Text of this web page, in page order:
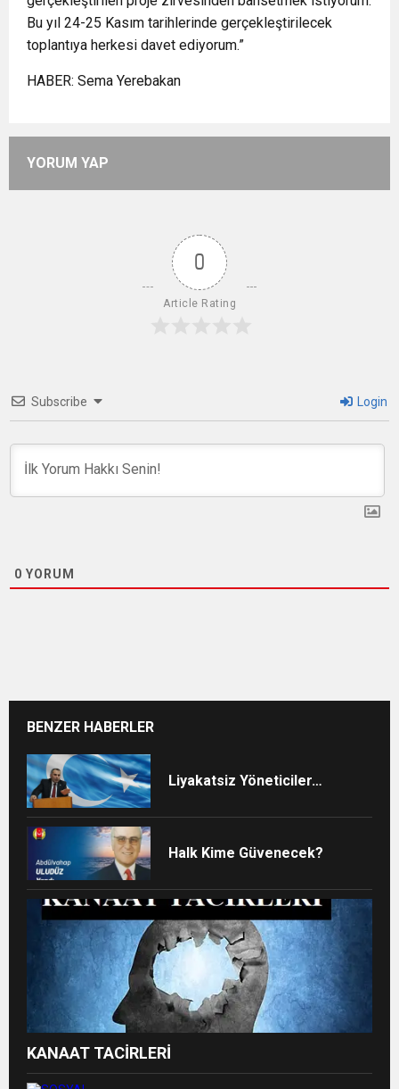
Bu yıl 24-25 Kasım tarihlerinde gerçekleştirilecek
toplantıya herkesi davet ediyorum.”
HABER: Sema Yerebakan
YORUM YAP
0
Article Rating
Subscribe Login
0 YORUM
BENZER HABERLER
Liyakatsiz Yöneticiler…
Halk Kime Güvenecek?
KANAAT TACİRLERİ